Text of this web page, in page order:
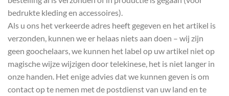
bedrukte kleding en accessoires).
Als u ons het verkeerde adres heeft gegeven en het artikel is
verzonden, kunnen we er helaas niets aan doen – wij zijn
geen goochelaars, we kunnen het label op uw artikel niet op
magische wijze wijzigen door telekinese, het is niet langer in
onze handen. Het enige advies dat we kunnen geven is om
contact op te nemen met de postdienst van uw land en te